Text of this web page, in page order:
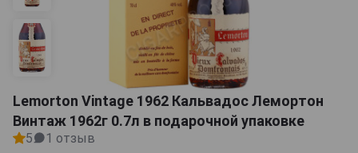
Lemorton Vintage 1962 Кальвадос Лемортон
Винтаж 1962г 0.7л в подарочной упаковке
5 1 отзыв